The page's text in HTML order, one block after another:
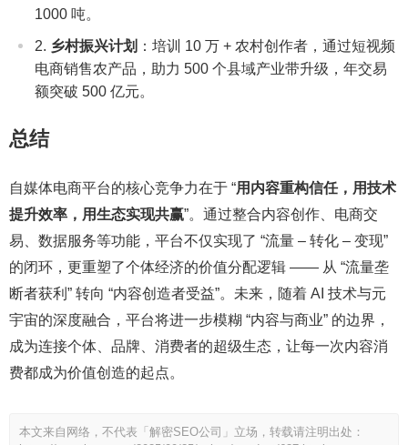
1000 吨。
乡村振兴计划 ：培训 10 万 + 农村创作者，通过短视频
电商销售农产品，助力 500 个县域产业带升级，年交易
额突破 500 亿元。
总结
自媒体电商平台的核心竞争力在于 “用内容重构信任，用技术
提升效率，用生态实现共赢”。通过整合内容创作、电商交
易、数据服务等功能，平台不仅实现了 “流量 – 转化 – 变现”
的闭环，更重塑了个体经济的价值分配逻辑 —— 从 “流量垄
断者获利” 转向 “内容创造者受益”。未来，随着 AI 技术与元
宇宙的深度融合，平台将进一步模糊 “内容与商业” 的边界，
成为连接个体、品牌、消费者的超级生态，让每一次内容消
费都成为价值创造的起点。
本文来自网络，不代表「解密SEO公司」立场，转载请注明出处：